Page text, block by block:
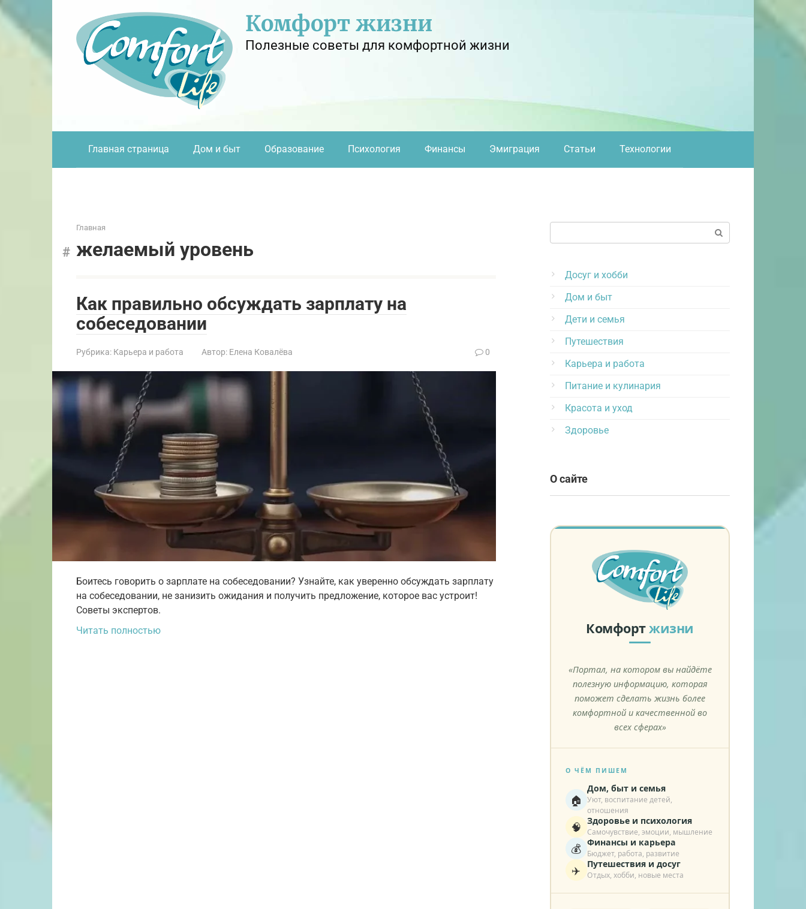
Перейти
контенту
Комфорт жизни
Полезные советы для комфортной жизни
Главная страница Дом и быт Образование Психология Финансы Эмиграция Статьи Технологии
Главная
желаемый уровень
Как правильно обсуждать зарплату на
собеседовании
Рубрика: Карьера и работа Автор: Елена Ковалёва 0
Боитесь говорить о зарплате на собеседовании? Узнайте, как уверенно обсуждать зарплату
на собеседовании, не занизить ожидания и получить предложение, которое вас устроит!
Советы экспертов.
Читать полностью
Досуг и хобби
Дом и быт
Дети и семья
Путешествия
Карьера и работа
Питание и кулинария
Красота и уход
Здоровье
О сайте
Комфортжизни
«Портал, на котором вы найдёте
полезную информацию, которая
поможет сделать жизнь более
комфортной и качественной во
всех сферах»
О ЧЁМ ПИШЕМ
🏠
Дом, быт и семья
Уют, воспитание детей,
отношения
🧠 Здоровье и психология
Самочувствие, эмоции, мышление
💰 Финансы и карьера
Бюджет, работа, развитие
✈️ Путешествия и досуг
Отдых, хобби, новые места